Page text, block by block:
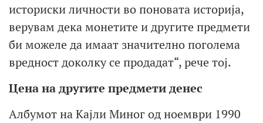
историски личности во поновата историја,
верувам дека монетите и другите предмети
би можеле да имаат значително поголема
вредност доколку се продадат“, рече тој.
Цена на другите предмети денес
Албумот на Кајли Миног од ноември 1990